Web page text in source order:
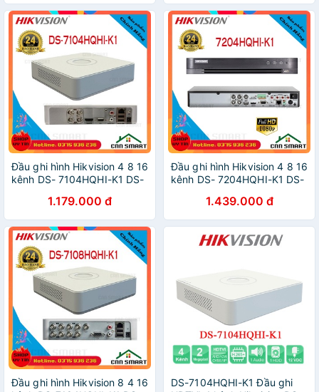
Đầu ghi hình Hikvision 4 8 16
kênh DS- 7104HQHI-K1 DS-
7116HQHI-K1 Full 2.0 Vỏ
Nhựa - CHÍNH HÃNG
BH24TH
1.179.000 đ
Đầu ghi hình Hikvision 4 8 16
kênh DS- 7204HQHI-K1 DS-
7216HQHI-K1 Full 2.0 Vỏ Sắt
- CHÍNH HÃNG BH24TH
1.439.000 đ
Đầu ghi hình Hikvision 8 4 16
DS-7104HQHI-K1 Đầu ghi